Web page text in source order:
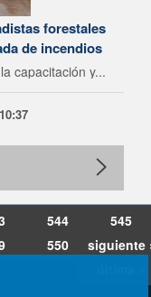
forestales
de incendios
capacitación y...
544
545
550
siguiente